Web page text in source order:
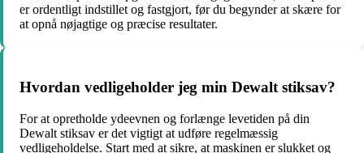
er ordentligt indstillet og fastgjort, før du begynder at skære for
at opnå nøjagtige og præcise resultater.
Hvordan vedligeholder jeg min Dewalt stiksav?
For at opretholde ydeevnen og forlænge levetiden på din
Dewalt stiksav er det vigtigt at udføre regelmæssig
vedligeholdelse. Start med at sikre, at maskinen er slukket og